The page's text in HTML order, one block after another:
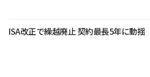
ISA改正で繰越廃止 契約最長5年に動揺